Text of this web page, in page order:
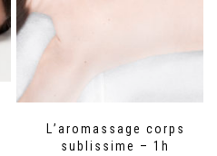
L’aromassage corps
sublissime – 1h